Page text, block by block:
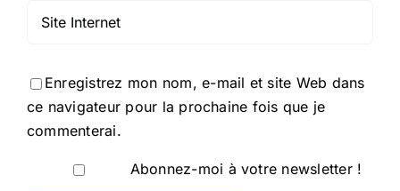
Enregistrez mon nom, e-mail et site Web dans
ce navigateur pour la prochaine fois que je
commenterai.
Abonnez-moi à votre newsletter !